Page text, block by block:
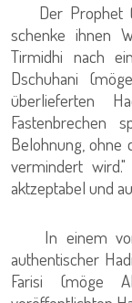
Der Prophet
schenke ihnen
Tirmidhi nach
Dschuhani
überlieferten
Fastenbrechen
Belohnung, ohne
vermindert
aktzeptabel und
In einem von
authentischer
Farisi (möge